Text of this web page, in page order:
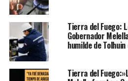
Tierra del Fuego:
Gobernador
humilde de
Tierra del